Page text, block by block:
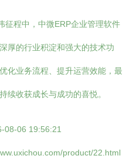
征程中，中微ERP企业管理软件
厚的行业积淀和强大的技术功
化业务流程、提升运营效能，最
续收获成长与成功的喜悦。
08-06 19:56:21
product/22.html